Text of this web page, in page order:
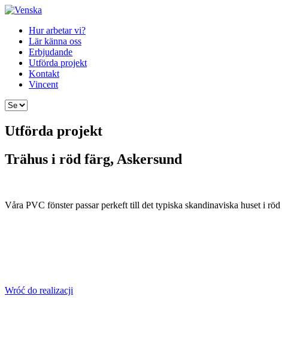
Hur arbetar vi?
Lär känna oss
Erbjudande
Utförda projekt
Kontakt
Vincent
Utförda projekt
Trähus i röd färg, Askersund
Våra PVC fönster passar perkeft till det typiska skandinaviska huset i röd
Wróć do realizacji